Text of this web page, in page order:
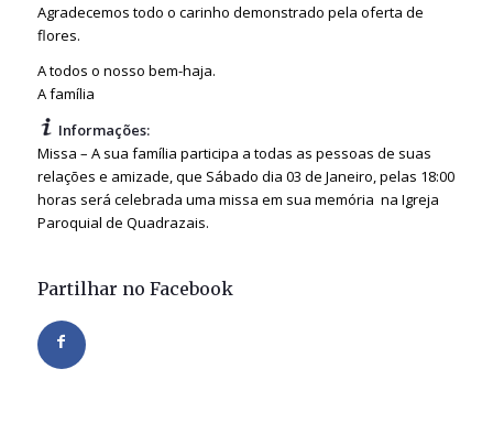
Agradecemos todo o carinho demonstrado pela oferta de
flores.
A todos o nosso bem-haja.
A família
Informações:
Missa – A sua família participa a todas as pessoas de suas
relações e amizade, que Sábado dia 03 de Janeiro, pelas 18:00
horas será celebrada uma missa em sua memória na Igreja
Paroquial de Quadrazais.
Partilhar no Facebook